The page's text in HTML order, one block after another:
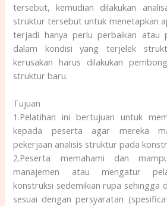
tersebut, kemudian dilakukan
struktur tersebut untuk menetapkan
terjadi hanya perlu perbaikan atau
dalam kondisi yang terjelek
kerusakan harus dilakukan
struktur baru.
Tujuan
1.Pelatihan ini bertujuan untuk
kepada peserta agar mereka
pekerjaan analisis struktur pada
2.Peserta memahami dan
manajemen atau mengatur
konstruksi sedemikian rupa sehingga
sesuai dengan persyaratan